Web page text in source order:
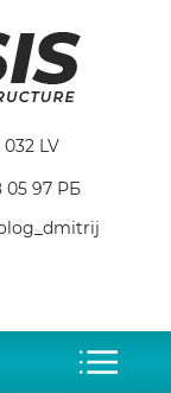
032 LV
05 97 РБ